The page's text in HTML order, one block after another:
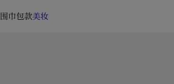
围巾包款美妆